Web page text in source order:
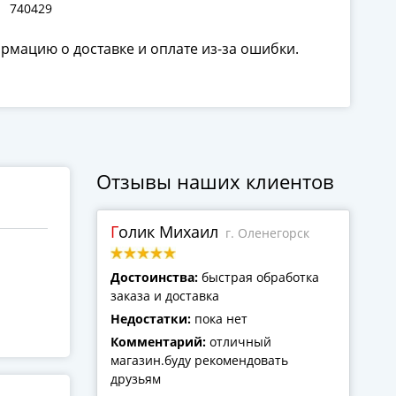
740429
о доставке и оплате из-за ошибки.
Отзывы наших клиентов
Голик Михаил г. Оленегорск
Достоинства: быстрая обработка
заказа и доставка
Недостатки: пока нет
Комментарий: отличный
магазин.буду рекомендовать
друзьям